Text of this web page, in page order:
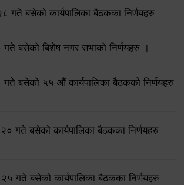
गते बसेको कार्यपालिका बैठकका निर्णयहरु
बसेको बिशेष नगर सभाको निर्णयहरु ।
बसेको ५५ औं कार्यपालिका बैठकको निर्णयहरु
गते बसेको कार्यपालिका बैठकका निर्णयहरु
गते बसेको कार्यपालिका बैठकका निर्णयहरु